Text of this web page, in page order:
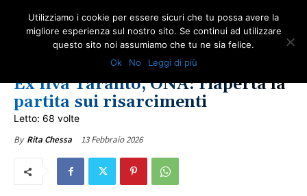
Ex Ilva Taranto, ONA: riaperta la
partita sui risarcimenti
Letto: 68 volte
By Rita Chessa 13 Febbraio 2026
Utilizziamo i cookie per essere sicuri che tu possa avere la
migliore esperienza sul nostro sito. Se continui ad utilizzare
questo sito noi assumiamo che tu ne sia felice.
Ok
No Leggi di più